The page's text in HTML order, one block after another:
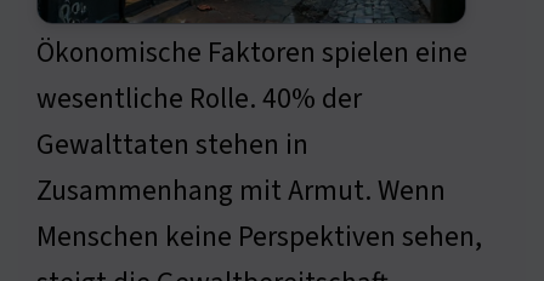
Ökonomische Faktoren spielen eine
wesentliche Rolle. 40% der
Gewalttaten stehen in
Zusammenhang mit Armut. Wenn
Menschen keine Perspektiven sehen,